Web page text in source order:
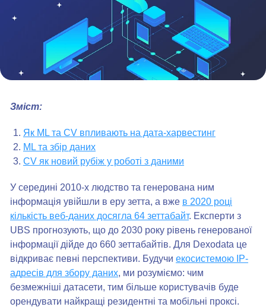
Зміст:
Як ML та CV впливають на дата-харвестинг
ML та збір даних
CV як новий рубіж у роботі з даними
У середині 2010-х людство та генерована ним
інформація увійшли в еру зетта, а вже в 2020 році
кількість веб-даних досягла 64 зеттабайт. Експерти з
UBS прогнозують, що до 2030 року рівень генерованої
інформації дійде до 660 зеттабайтів. Для Dexodata це
відкриває певні перспективи. Будучи екосистемою IP-
адресів для збору даних, ми розуміємо: чим
безмежніші датасети, тим більше користувачів буде
орендувати найкращі резидентні та мобільні проксі.